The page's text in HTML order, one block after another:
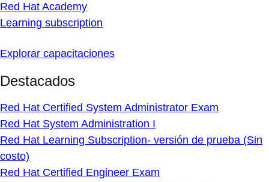
Red Hat Academy
Learning subscription
Explorar capacitaciones
Destacados
Red Hat Certified System Administrator Exam
Red Hat System Administration I
Red Hat Learning Subscription- versión de prueba (Sin
costo)
Red Hat Certified Engineer Exam